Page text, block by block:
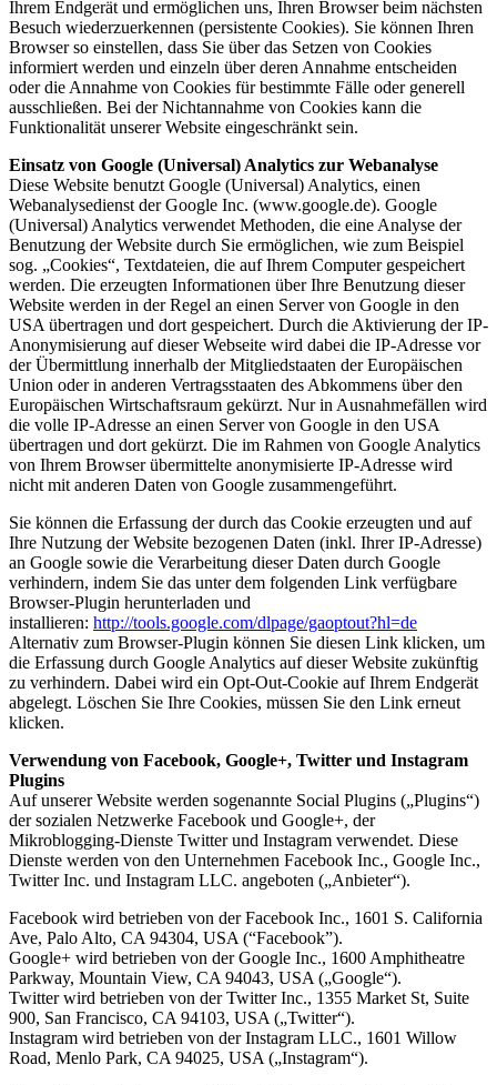
Ihrem Endgerät und ermöglichen uns, Ihren Browser beim nächsten
Besuch wiederzuerkennen (persistente Cookies). Sie können Ihren
Browser so einstellen, dass Sie über das Setzen von Cookies
informiert werden und einzeln über deren Annahme entscheiden
oder die Annahme von Cookies für bestimmte Fälle oder generell
ausschließen. Bei der Nichtannahme von Cookies kann die
Funktionalität unserer Website eingeschränkt sein.
Einsatz von Google (Universal) Analytics zur Webanalyse
Diese Website benutzt Google (Universal) Analytics, einen
Webanalysedienst der Google Inc. (www.google.de). Google
(Universal) Analytics verwendet Methoden, die eine Analyse der
Benutzung der Website durch Sie ermöglichen, wie zum Beispiel
sog. „Cookies“, Textdateien, die auf Ihrem Computer gespeichert
werden. Die erzeugten Informationen über Ihre Benutzung dieser
Website werden in der Regel an einen Server von Google in den
USA übertragen und dort gespeichert. Durch die Aktivierung der IP-
Anonymisierung auf dieser Webseite wird dabei die IP-Adresse vor
der Übermittlung innerhalb der Mitgliedstaaten der Europäischen
Union oder in anderen Vertragsstaaten des Abkommens über den
Europäischen Wirtschaftsraum gekürzt. Nur in Ausnahmefällen wird
die volle IP-Adresse an einen Server von Google in den USA
übertragen und dort gekürzt. Die im Rahmen von Google Analytics
von Ihrem Browser übermittelte anonymisierte IP-Adresse wird
nicht mit anderen Daten von Google zusammengeführt.
Sie können die Erfassung der durch das Cookie erzeugten und auf
Ihre Nutzung der Website bezogenen Daten (inkl. Ihrer IP-Adresse)
an Google sowie die Verarbeitung dieser Daten durch Google
verhindern, indem Sie das unter dem folgenden Link verfügbare
Browser-Plugin herunterladen und
installieren: http://tools.google.com/dlpage/gaoptout?hl=de
Alternativ zum Browser-Plugin können Sie diesen Link klicken, um
die Erfassung durch Google Analytics auf dieser Website zukünftig
zu verhindern. Dabei wird ein Opt-Out-Cookie auf Ihrem Endgerät
abgelegt. Löschen Sie Ihre Cookies, müssen Sie den Link erneut
klicken.
Verwendung von Facebook, Google+, Twitter und Instagram
Plugins
Auf unserer Website werden sogenannte Social Plugins („Plugins“)
der sozialen Netzwerke Facebook und Google+, der
Mikroblogging-Dienste Twitter und Instagram verwendet. Diese
Dienste werden von den Unternehmen Facebook Inc., Google Inc.,
Twitter Inc. und Instagram LLC. angeboten („Anbieter“).
Facebook wird betrieben von der Facebook Inc., 1601 S. California
Ave, Palo Alto, CA 94304, USA (“Facebook”).
Google+ wird betrieben von der Google Inc., 1600 Amphitheatre
Parkway, Mountain View, CA 94043, USA („Google“).
Twitter wird betrieben von der Twitter Inc., 1355 Market St, Suite
900, San Francisco, CA 94103, USA („Twitter“).
Instagram wird betrieben von der Instagram LLC., 1601 Willow
Road, Menlo Park, CA 94025, USA („Instagram“).